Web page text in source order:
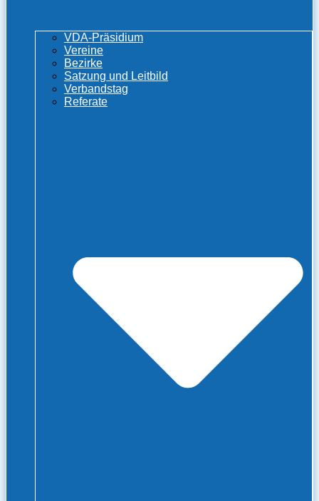
VDA-Präsidium
Vereine
Bezirke
Satzung und Leitbild
Verbandstag
Referate